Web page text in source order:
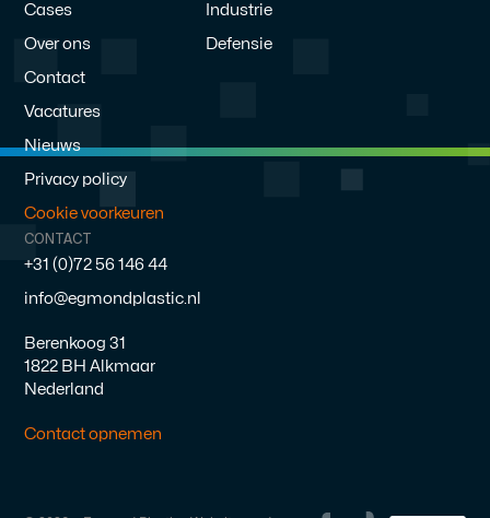
Cases
Over ons
Contact
Vacatures
Nieuws
Privacy policy
Cookie voorkeuren
Industrie
Defensie
CONTACT
+31 (0)72 56 146 44
info@egmondplastic.nl
Berenkoog 31
1822 BH Alkmaar
Nederland
Contact opnemen